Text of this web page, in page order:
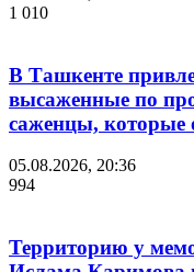
1 010
В Ташкенте
высаженные по
саженцы, которые
05.08.2026, 20:36
994
Территорию у